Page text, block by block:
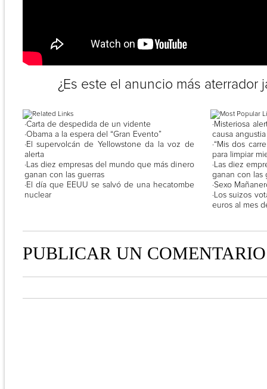
¿Es este el anuncio más aterrador
·Carta de despedida de un vidente
·Obama a la espera del “Gran Evento”
·El supervolcán de Yellowstone da la voz de
alerta
·Las diez empresas del mundo que más dinero
ganan con las guerras
·El día que EEUU se salvó de una hecatombe
nuclear
·Misteriosa
causa
·“Mis dos
para limpiar
·Las diez
ganan con las
·Sexo
·Los suizos
euros al mes
PUBLICAR UN COMENTARIO